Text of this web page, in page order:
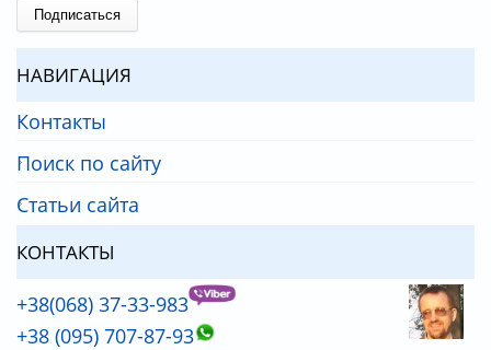
НАВИГАЦИЯ
Контакты
Поиск по сайту
Статьи сайта
КОНТАКТЫ
+38(068) 37-33-983
+38 (095) 707-87-93